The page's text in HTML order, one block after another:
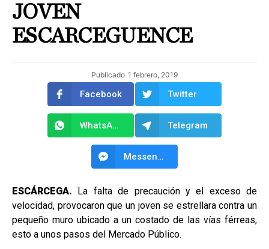
JOVEN
ESCARCEGUENCE
Publicado 1 febrero, 2019
Facebook Twitter
WhatsApp Telegram
Messenger
ESCÁRCEGA. La falta de precaución y el exceso de
velocidad, provocaron que un joven se estrellara contra un
pequeño muro ubicado a un costado de las vías férreas,
esto a unos pasos del Mercado Público.